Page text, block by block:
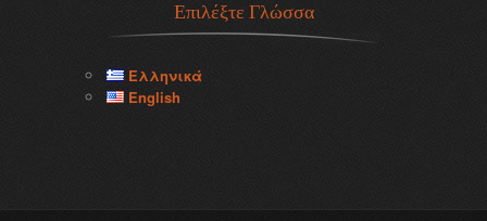
Επιλέξτε Γλώσσα
Ελληνικά
English